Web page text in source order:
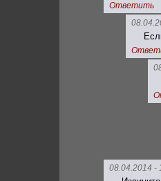
Ответить
08.04.2014 -